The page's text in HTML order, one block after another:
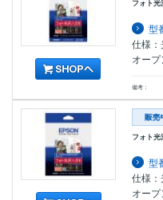
フォト光
型
仕様
オープ
備考：
フォト光
型
仕様
オープ